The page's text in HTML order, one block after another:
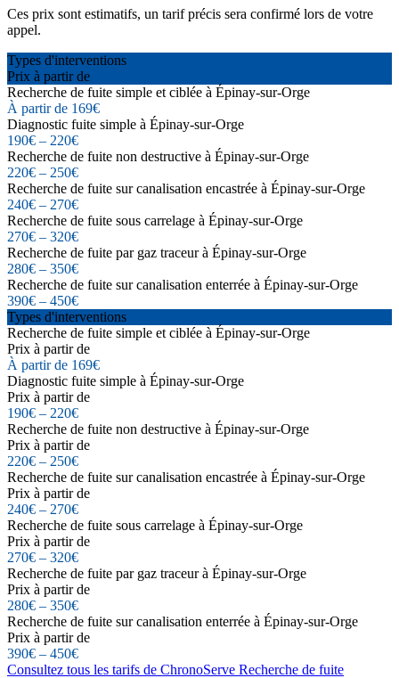
Ces prix sont estimatifs, un tarif précis sera confirmé lors de votre
appel.
Types d'interventions
Prix à partir de
Recherche de fuite simple et ciblée à Épinay-sur-Orge
À partir de 169€
Diagnostic fuite simple à Épinay-sur-Orge
190€ – 220€
Recherche de fuite non destructive à Épinay-sur-Orge
220€ – 250€
Recherche de fuite sur canalisation encastrée à Épinay-sur-Orge
240€ – 270€
Recherche de fuite sous carrelage à Épinay-sur-Orge
270€ – 320€
Recherche de fuite par gaz traceur à Épinay-sur-Orge
280€ – 350€
Recherche de fuite sur canalisation enterrée à Épinay-sur-Orge
390€ – 450€
Types d'interventions
Recherche de fuite simple et ciblée à Épinay-sur-Orge
Prix à partir de
À partir de 169€
Diagnostic fuite simple à Épinay-sur-Orge
Prix à partir de
190€ – 220€
Recherche de fuite non destructive à Épinay-sur-Orge
Prix à partir de
220€ – 250€
Recherche de fuite sur canalisation encastrée à Épinay-sur-Orge
Prix à partir de
240€ – 270€
Recherche de fuite sous carrelage à Épinay-sur-Orge
Prix à partir de
270€ – 320€
Recherche de fuite par gaz traceur à Épinay-sur-Orge
Prix à partir de
280€ – 350€
Recherche de fuite sur canalisation enterrée à Épinay-sur-Orge
Prix à partir de
390€ – 450€
Consultez tous les tarifs de ChronoServe Recherche de fuite